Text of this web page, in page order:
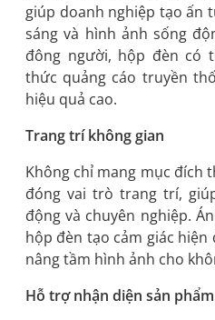
giúp doanh nghiệp tạo ấn
sáng và hình ảnh sống
đông người, hộp đèn có
thức quảng cáo truyền
hiệu quả cao.
Trang trí không gian
Không chỉ mang mục đích
đóng vai trò trang trí,
động và chuyên nghiệp.
hộp đèn tạo cảm giác
nâng tầm hình ảnh cho
Hỗ trợ nhận diện sản phẩm